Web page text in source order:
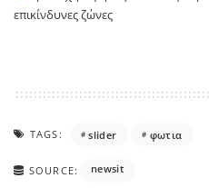
TAGS: slider φωτια
SOURCE: newsit